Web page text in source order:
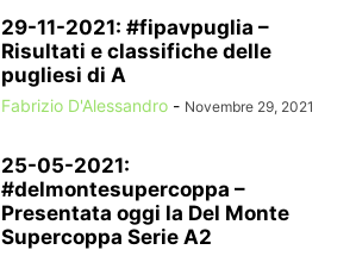
29-11-2021: #fipavpuglia –
Risultati e classifiche delle
pugliesi di A
Fabrizio D'Alessandro - Novembre 29, 2021
25-05-2021:
#delmontesupercoppa –
Presentata oggi la Del Monte
Supercoppa Serie A2